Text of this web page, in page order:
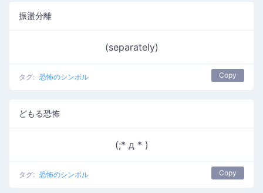
振盪分離
(separately)
タグ: 恐怖のシンボル Copy
どもる恐怖
(;* д * )
タグ: 恐怖のシンボル Copy